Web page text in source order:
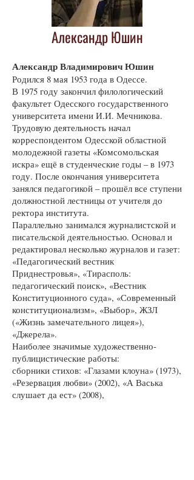
Александр Юшин
Александр Владимирович Юшин
Родился 8 мая 1953 года в Одессе.
В 1975 году закончил филологический
факультет Одесского государственного
университета имени И.И. Мечникова.
Трудовую деятельность начал
корреспондентом Одесской областной
молодежной газеты «Комсомольская
искра» ещё в студенческие годы – в 1973
году. После окончания университета
занялся педагогикой – прошёл все ступени
должностной лестницы от учителя до
ректора института.
Параллельно занимался журналистской и
писательской деятельностью. Основал и
редактировал несколько журналов и газет:
«Педагогический вестник
Приднестровья», «Тирасполь:
педагогический поиск», «Вестник
Конституционного суда», «Современный
конституционализм», «Выбор», ЖЗЛ
(«Жизнь замечательного лицея»),
«Джерела».
Наиболее значимые художественно-
публицистические работы:
сборники стихов: «Глазами клоуна» (1973),
«Резервация любви» (2002), «А Васька
слушает да ест» (2008),